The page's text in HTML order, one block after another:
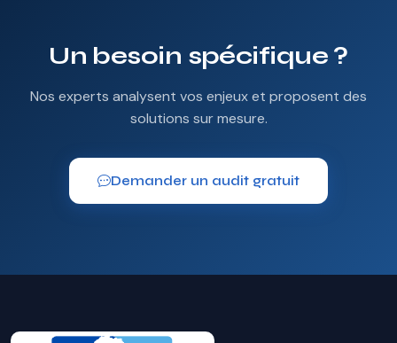
Un besoin spécifique ?
Nos experts analysent vos enjeux et proposent des
solutions sur mesure.
Demander un audit gratuit